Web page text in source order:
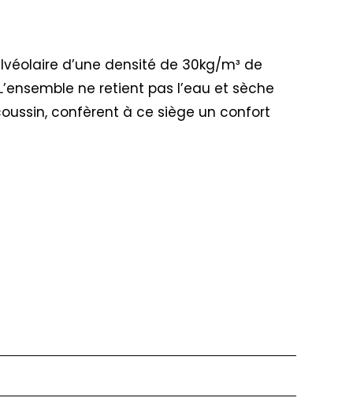
d’une densité de 30kg/m³ de
ne retient pas l’eau et sèche
confèrent à ce siège un confort